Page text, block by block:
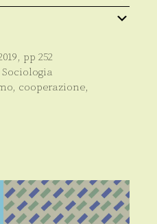
, pp 252
Sociologia
cooperazione,